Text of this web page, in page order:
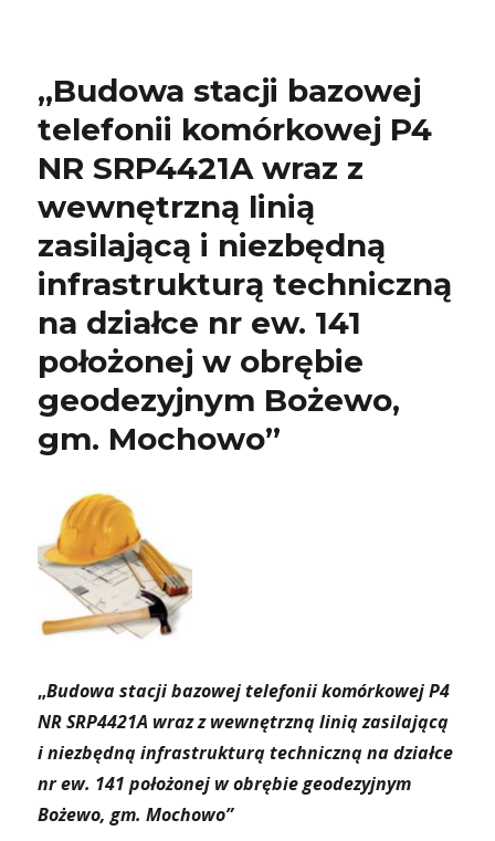
„Budowa stacji bazowej
telefonii komórkowej P4
NR SRP4421A wraz z
wewnętrzną linią
zasilającą i niezbędną
infrastrukturą techniczną
na działce nr ew. 141
położonej w obrębie
geodezyjnym Bożewo,
gm. Mochowo”
„Budowa stacji bazowej telefonii komórkowej P4
NR SRP4421A wraz z wewnętrzną linią zasilającą
i niezbędną infrastrukturą techniczną na działce
nr ew. 141 położonej w obrębie geodezyjnym
Bożewo, gm. Mochowo”